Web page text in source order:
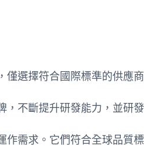
僅選擇符合國際標準的供應商
，不斷提升研發能力，並研發
作需求。它們符合全球品質標